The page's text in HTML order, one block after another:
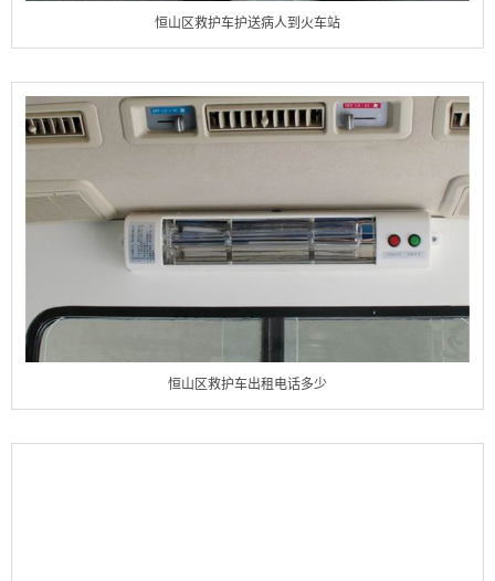
恒山区救护车护送病人到火车站
恒山区救护车出租电话多少